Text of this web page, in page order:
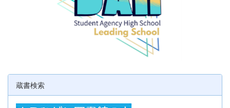
蔵書検索